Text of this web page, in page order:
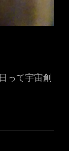
って宇宙創